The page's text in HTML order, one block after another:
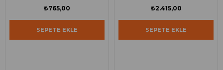
₺765,00
SEPETE EKLE
₺2.415,00
SEPETE EKLE